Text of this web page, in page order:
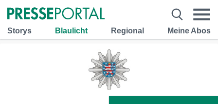
Storys Blaulicht Regional Meine Abos